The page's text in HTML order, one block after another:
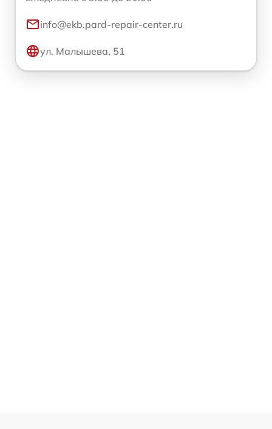
info@ekb.pard-repair-center.ru
ул. Малышева, 51